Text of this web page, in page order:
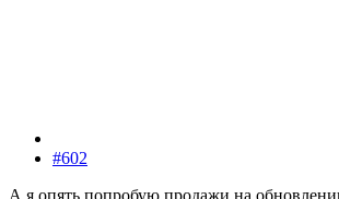
#602
А я опять попробую продажи на